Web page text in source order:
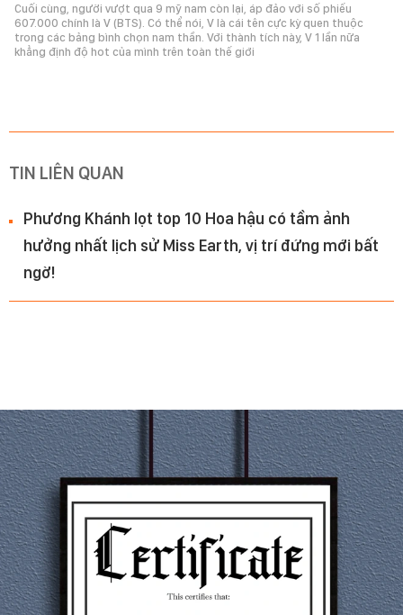
Cuối cùng, người vượt qua 9 mỹ nam còn lại, áp đảo với số phiếu
607.000 chính là V (BTS). Có thể nói, V là cái tên cực kỳ quen thuộc
trong các bảng bình chọn nam thần. Với thành tích này, V 1 lần nữa
khẳng định độ hot của mình trên toàn thế giới
TIN LIÊN QUAN
Phương Khánh lọt top 10 Hoa hậu có tầm ảnh
hưởng nhất lịch sử Miss Earth, vị trí đứng mới bất
ngờ!